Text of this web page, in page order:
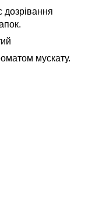
дозрівання
мускату.